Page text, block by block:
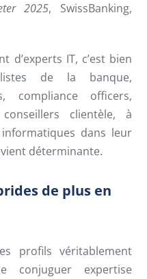
2025, SwissBanking,
d’experts IT, c’est bien
de la banque,
compliance officers,
clientèle, à
dans leur
déterminante.
de plus en
profils véritablement
conjuguer expertise